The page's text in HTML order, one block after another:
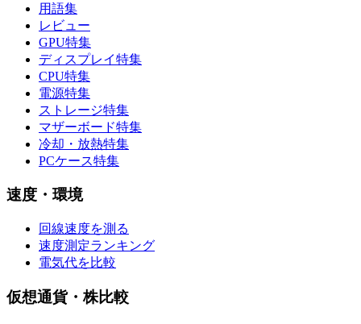
用語集
レビュー
GPU特集
ディスプレイ特集
CPU特集
電源特集
ストレージ特集
マザーボード特集
冷却・放熱特集
PCケース特集
速度・環境
回線速度を測る
速度測定ランキング
電気代を比較
仮想通貨・株比較